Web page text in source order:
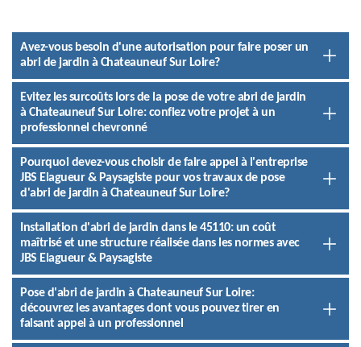
Avez-vous besoin d'une autorisation pour faire poser un
abri de jardin à Chateauneuf Sur Loire?
Evitez les surcoûts lors de la pose de votre abri de jardin
à Chateauneuf Sur Loire: confiez votre projet à un
professionnel chevronné
Pourquoi devez-vous choisir de faire appel à l'entreprise
JBS Elagueur & Paysagiste pour vos travaux de pose
d'abri de jardin à Chateauneuf Sur Loire?
Installation d'abri de jardin dans le 45110: un coût
maîtrisé et une structure réalisée dans les normes avec
JBS Elagueur & Paysagiste
Pose d'abri de jardin à Chateauneuf Sur Loire:
découvrez les avantages dont vous pouvez tirer en
faisant appel à un professionnel